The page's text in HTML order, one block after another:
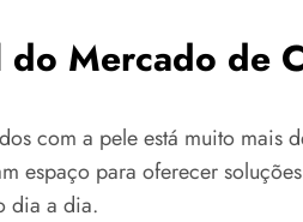
Mercado de
com a pele está muito mais
espaço para oferecer
dia a dia.